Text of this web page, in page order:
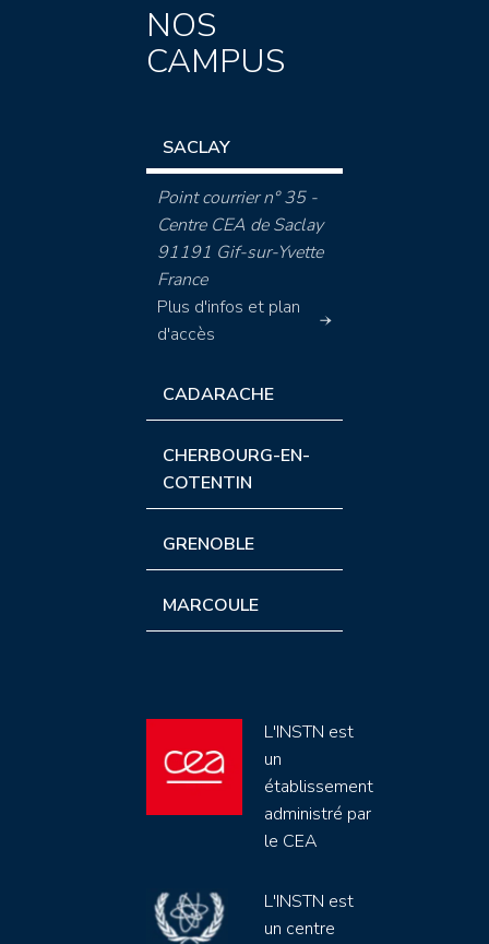
NOS
CAMPUS
SACLAY
Point courrier n° 35 -
Centre CEA de Saclay
91191 Gif-sur-Yvette
France
Plus d'infos et plan
d'accès
CADARACHE
CHERBOURG-EN-
COTENTIN
GRENOBLE
MARCOULE
L'INSTN est
un
établissement
administré par
le CEA
L'INSTN est
un centre